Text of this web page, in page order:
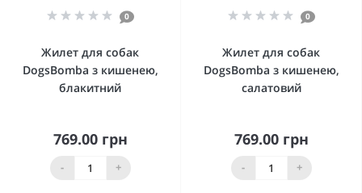
0
Жилет для собак
DogsBomba з кишенею,
блакитний
769.00 грн
- +
0
Жилет для собак
DogsBomba з кишенею,
салатовий
769.00 грн
- +